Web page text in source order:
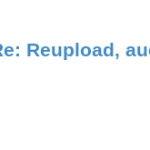
Reupload,